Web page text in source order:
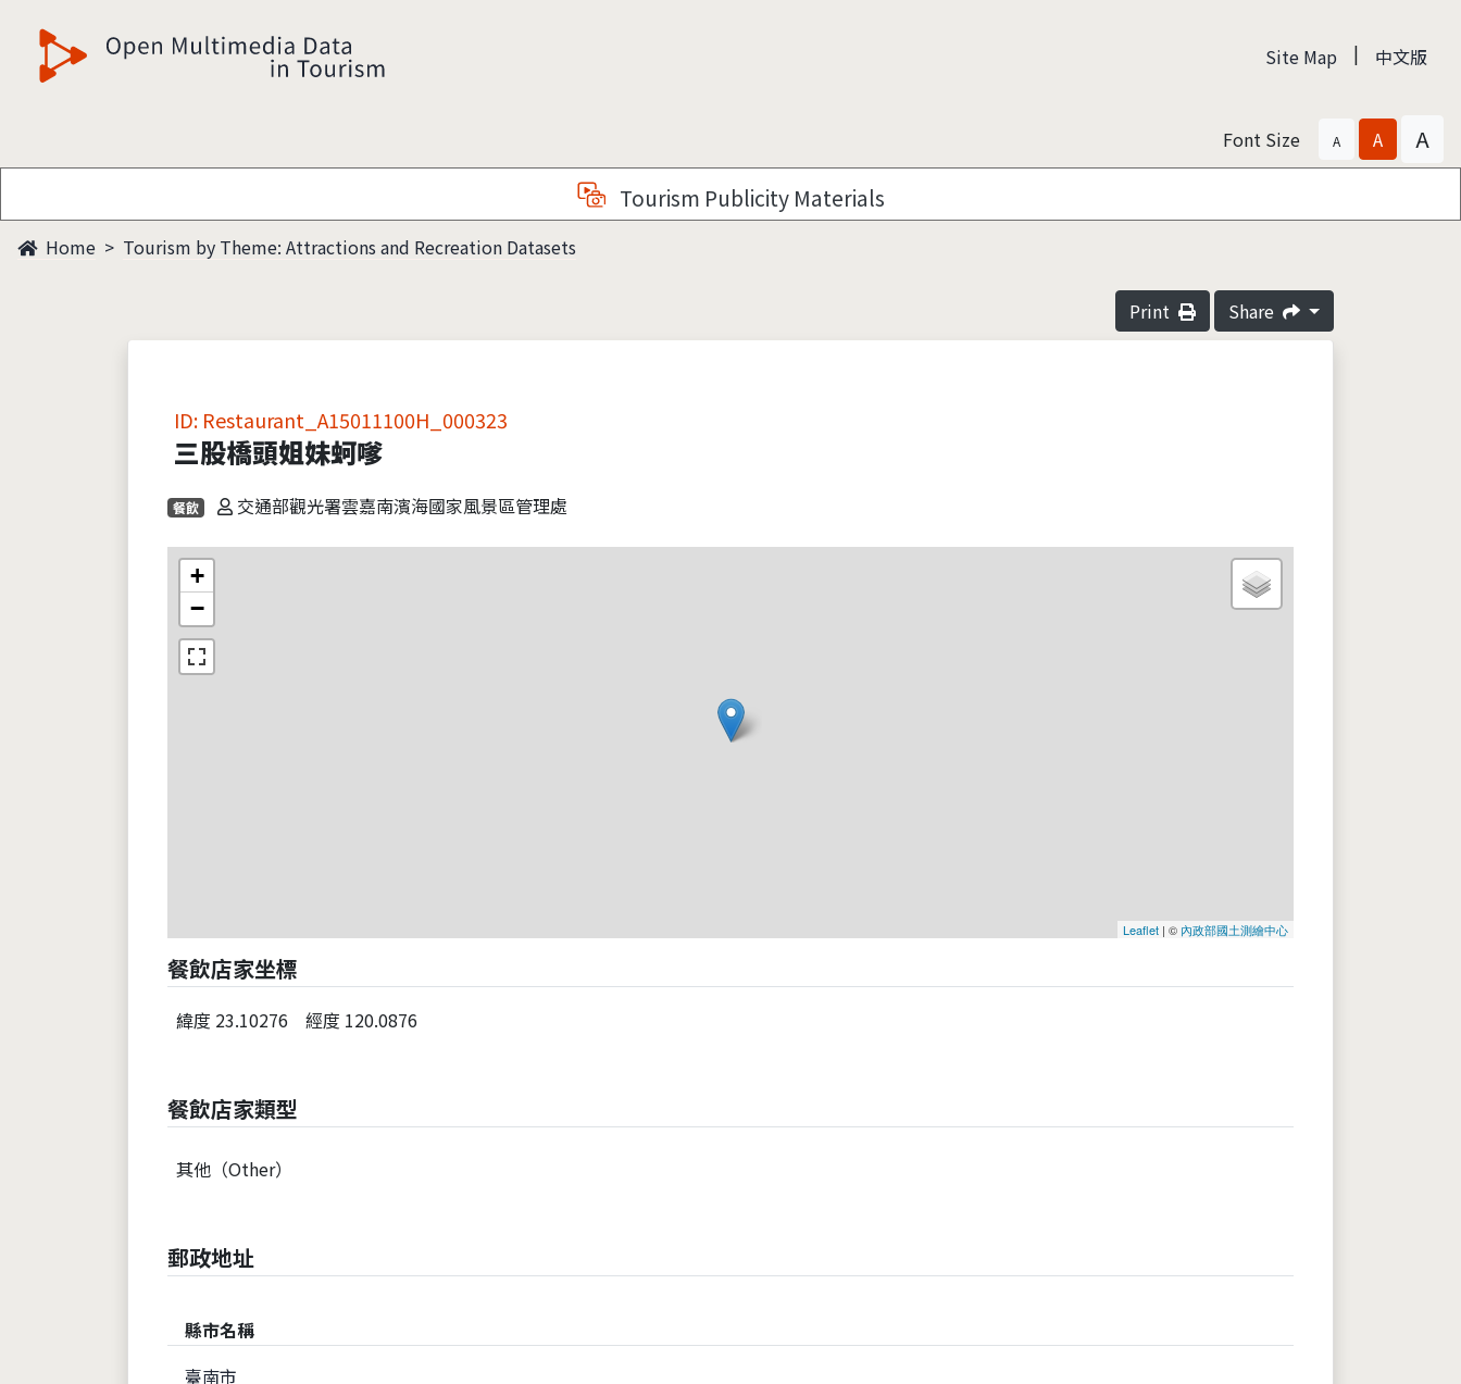
觀光多媒體開放資料 Site Map | 中文版
Font Size A A A
Tourism Publicity Materials
Home Tourism by Theme: Attractions and Recreation Datasets
Print Share
ID: Restaurant_A15011100H_000323
三股橋頭姐妹蚵嗲
餐飲 交通部觀光署雲嘉南濱海國家風景區管理處
+
−
Leaflet | © 內政部國土測繪中心
餐飲店家坐標
緯度 23.10276 經度 120.0876
餐飲店家類型
其他（Other）
郵政地址
縣市名稱
臺南市